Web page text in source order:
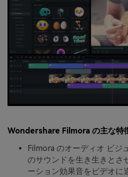
Wondershare Filmora の主な特
Filmora のオーディオ ビジ
のサウンドを生き生きとさ
ーション効果音をビデオに